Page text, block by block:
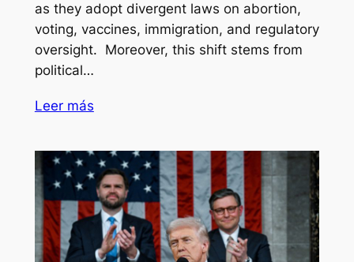
as they adopt divergent laws on abortion,
voting, vaccines, immigration, and regulatory
oversight. Moreover, this shift stems from
political…
Leer más